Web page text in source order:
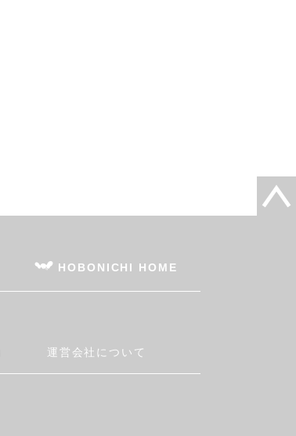
HOBONICHI HOME
運営会社について